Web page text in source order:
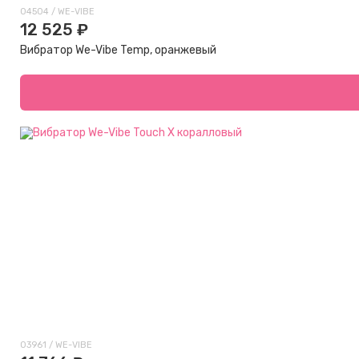
04504 / WE-VIBE
12 525 ₽
Вибратор We-Vibe Temp, оранжевый
03961 / WE-VIBE